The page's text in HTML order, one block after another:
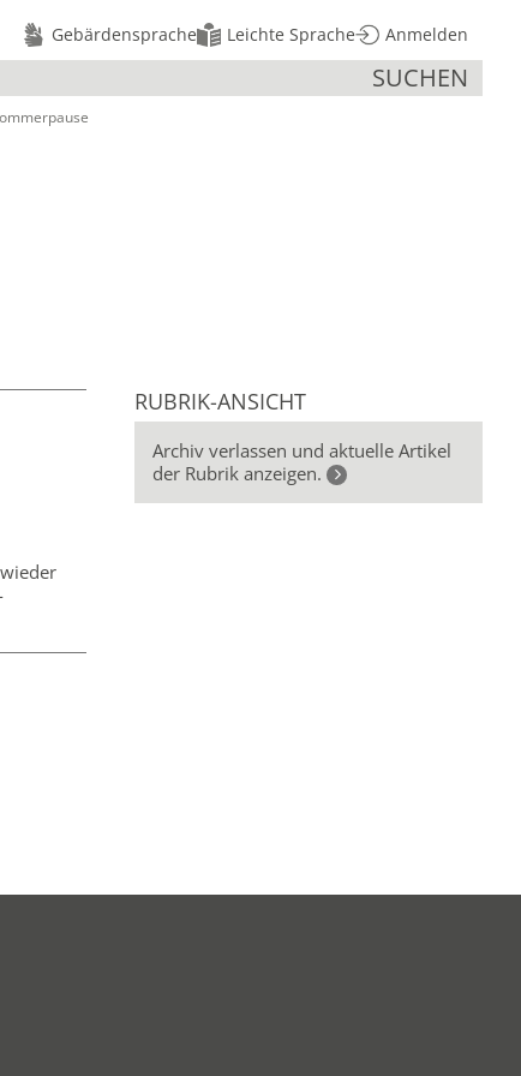
Gebärdensprache Leichte Sprache Anmelden
SUCHEN
RUBRIK-ANSICHT
Archiv verlassen und aktuelle Artikel
der Rubrik anzeigen.